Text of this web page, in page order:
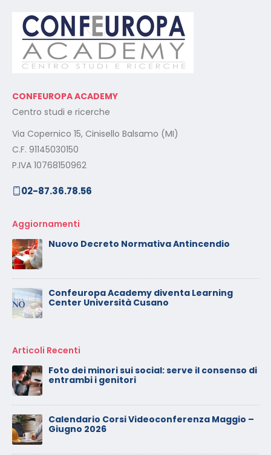
CONFEUROPA ACADEMY
Centro studi e ricerche
Via Copernico 15, Cinisello Balsamo (MI)
C.F. 91145030150
P.IVA 10768150962
02-87.36.78.56
Aggiornamenti
Nuovo Decreto Normativa Antincendio
Confeuropa Academy diventa Learning
Center Università Cusano
Articoli Recenti
Calendario Corsi Videoconferenza
Novembre – Dicembre 2025
Il rilascio degli attestati di formazione: è un
diritto dei lavoratori